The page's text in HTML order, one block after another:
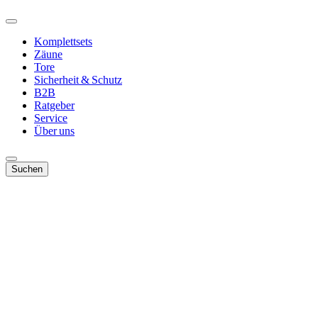
Komplettsets
Zäune
Tore
Sicherheit & Schutz
B2B
Ratgeber
Service
Über uns
Suchen